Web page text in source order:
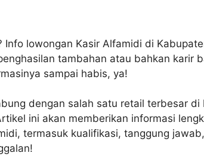
Info lowongan Kasir Alfamidi di
tambahan atau bahkan karir
sampai habis, ya!
dengan salah satu retail terbesar di
ini akan memberikan informasi
termasuk kualifikasi, tanggung